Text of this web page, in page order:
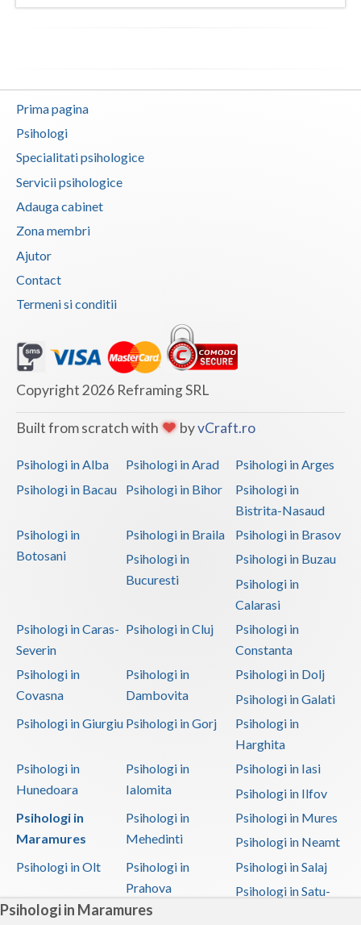
Psihologi in Maramures
Prima pagina
Psihologi
Specialitati psihologice
Servicii psihologice
Adauga cabinet
Zona membri
Ajutor
Contact
Termeni si conditii
Copyright 2026 Reframing SRL
Built from scratch with byvCraft.ro
Psihologi in Alba Psihologi in Arad
Psihologi in Arges
Psihologi in Bacau
Psihologi in Bihor
Psihologi in
Bistrita-Nasaud
Psihologi in
Botosani
Psihologi in Braila
Psihologi in Brasov
Psihologi in
Bucuresti
Psihologi in Buzau
Psihologi in
Calarasi
Psihologi in Caras-
Severin
Psihologi in Cluj
Psihologi in
Constanta
Psihologi in
Covasna
Psihologi in
Dambovita
Psihologi in Dolj
Psihologi in Galati
Psihologi in Giurgiu Psihologi in Gorj
Psihologi in
Harghita
Psihologi in
Hunedoara
Psihologi in
Ialomita
Psihologi in Iasi
Psihologi in Ilfov
Psihologi in
Maramures
Psihologi in
Mehedinti
Psihologi in Mures
Psihologi in Neamt
Psihologi in Olt
Psihologi in
Prahova
Psihologi in Salaj
Psihologi in Satu-